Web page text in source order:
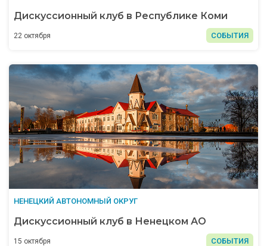
Дискуссионный клуб в Республике Коми
22 октября СОБЫТИЯ
НЕНЕЦКИЙ АВТОНОМНЫЙ ОКРУГ
Дискуссионный клуб в Ненецком АО
15 октября СОБЫТИЯ